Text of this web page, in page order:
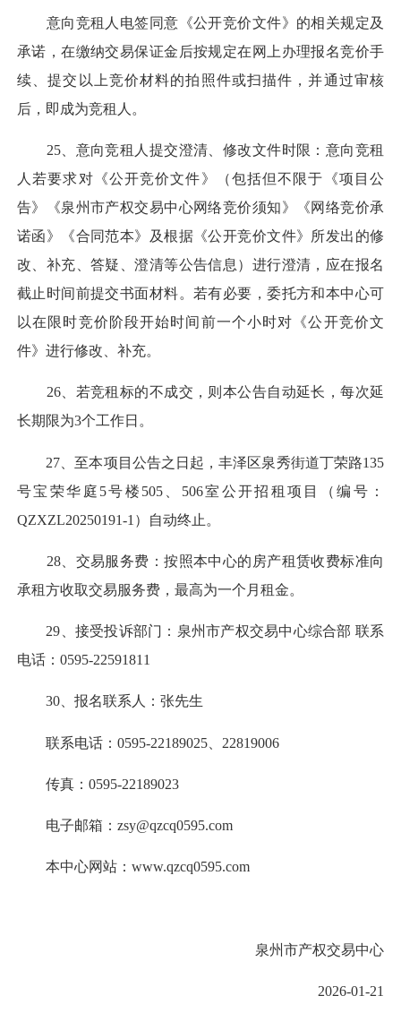
意向竞租人电签同意《公开竞价文件》的相关规定及
承诺，在缴纳交易保证金后按规定在网上办理报名竞价手
续、提交以上竞价材料的拍照件或扫描件，并通过审核
后，即成为竞租人。
25、意向竞租人提交澄清、修改文件时限：意向竞租
人若要求对《公开竞价文件》（包括但不限于《项目公
告》《泉州市产权交易中心网络竞价须知》《网络竞价承
诺函》《合同范本》及根据《公开竞价文件》所发出的修
改、补充、答疑、澄清等公告信息）进行澄清，应在报名
截止时间前提交书面材料。若有必要，委托方和本中心可
以在限时竞价阶段开始时间前一个小时对《公开竞价文
件》进行修改、补充。
26、若竞租标的不成交，则本公告自动延长，每次延
长期限为3个工作日。
27、至本项目公告之日起，丰泽区泉秀街道丁荣路135
号宝荣华庭5号楼505、506室公开招租项目（编号：
QZXZL20250191-1）自动终止。
28、交易服务费：按照本中心的房产租赁收费标准向
承租方收取交易服务费，最高为一个月租金。
29、接受投诉部门：泉州市产权交易中心综合部 联系
电话：0595-22591811
30、报名联系人：张先生
联系电话：0595-22189025、22819006
传真：0595-22189023
电子邮箱：zsy@qzcq0595.com
本中心网站：www.qzcq0595.com
泉州市产权交易中心
2026-01-21